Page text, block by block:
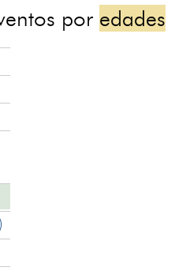
por edades